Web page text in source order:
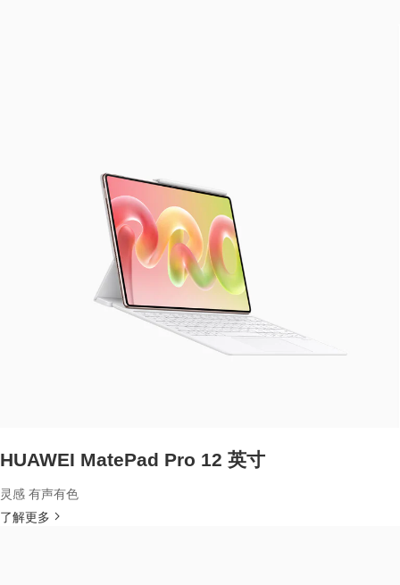
HUAWEI MatePad Pro 12 英寸
灵感 有声有色
了解更多